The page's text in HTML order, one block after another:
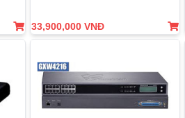
33,900,000 VNĐ